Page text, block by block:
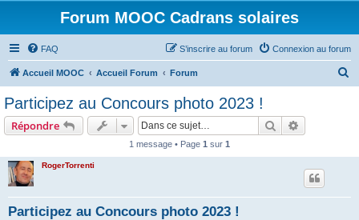
Forum MOOC Cadrans solaires
FAQ Connexion au forum
S’inscrire au forum
Accueil MOOC Accueil Forum Forum
Participez au Concours photo 2023 !
Répondre Rechercher
1 message • Page 1 sur 1
RogerTorrenti
Participez au Concours photo 2023 !